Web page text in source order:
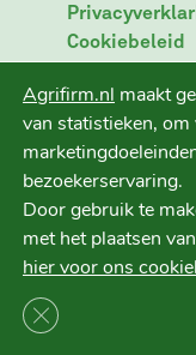
Cookiebeleid
Disclaimer
Agrifirm.nl maakt
van statistieken,
bezoekerservaring.
Door gebruik te
met het plaatsen
hier voor ons
Sluit AVG/GDPR